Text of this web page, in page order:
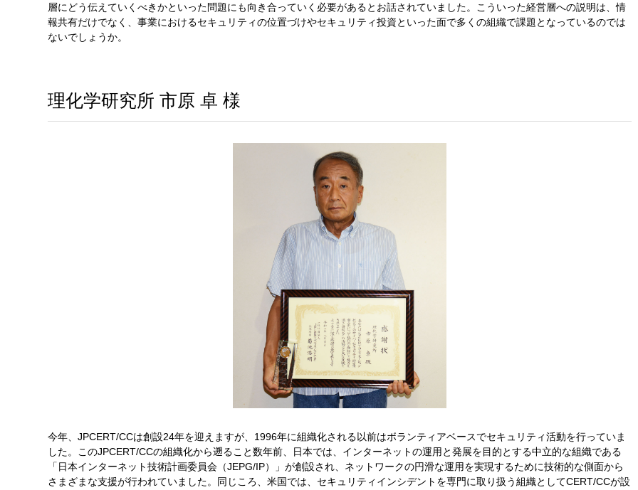
層にどう伝えていくべきかといった問題にも向き合っていく必要があるとお話されていました。こういった経営層への説明は、情
報共有だけでなく、事業におけるセキュリティの位置づけやセキュリティ投資といった面で多くの組織で課題となっているのでは
ないでしょうか。
理化学研究所 市原 卓 様
今年、JPCERT/CCは創設24年を迎えますが、1996年に組織化される以前はボランティアベースでセキュリティ活動を行っていま
した。このJPCERT/CCの組織化から遡ること数年前、日本では、インターネットの運用と発展を目的とする中立的な組織である
「日本インターネット技術計画委員会（JEPG/IP）」が創設され、ネットワークの円滑な運用を実現するために技術的な側面から
さまざまな支援が行われていました。同じころ、米国では、セキュリティインシデントを専門に取り扱う組織としてCERT/CCが設